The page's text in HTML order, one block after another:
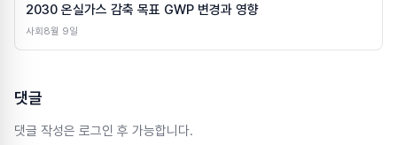
2030 온실가스 감축 목표 GWP 변경과 영향
사회8월 9일
댓글
댓글 작성은 로그인 후 가능합니다.